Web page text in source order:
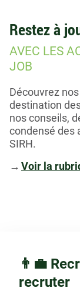
Restez à
AVEC LES
JOB
Découvrez
destination
nos conseils,
condensé des
SIRH.
→ Voir la
👨‍💼
recruter